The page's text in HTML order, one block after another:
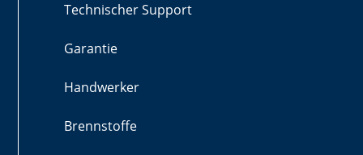
Technischer Support
Garantie
Handwerker
Brennstoffe